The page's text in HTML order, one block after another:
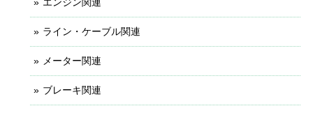
エンジン関連
ライン・ケーブル関連
メーター関連
ブレーキ関連